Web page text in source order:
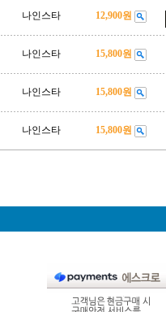
나인스타 12,900원
나인스타 15,800원
나인스타 15,800원
나인스타 15,800원